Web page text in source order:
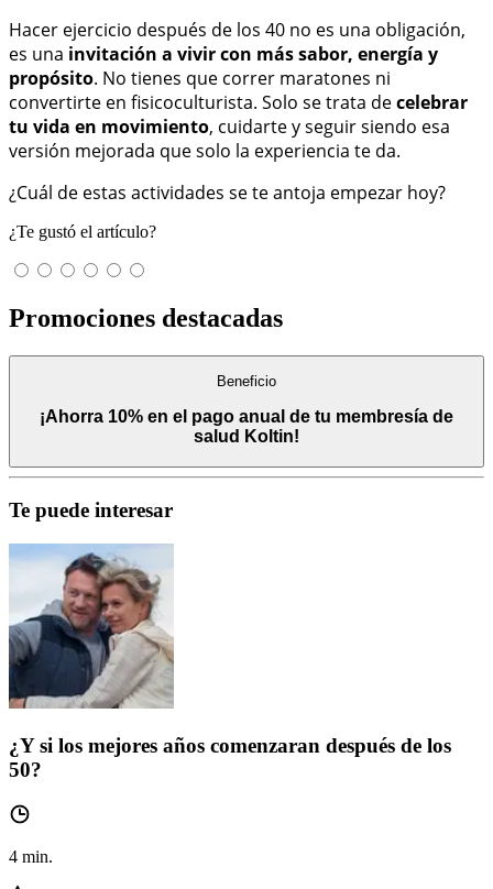
Hacer ejercicio después de los 40 no es una obligación,
es una invitación a vivir con más sabor, energía y
propósito. No tienes que correr maratones ni
convertirte en fisicoculturista. Solo se trata decelebrar
tu vida en movimiento, cuidarte y seguir siendo esa
versión mejorada que solo la experiencia te da.
¿Cuál de estas actividades se te antoja empezar hoy?
¿Te gustó el artículo?
Promociones destacadas
Beneficio
¡Ahorra 10% en el pago anual de tu membresía de
salud Koltin!
Te puede interesar
¿Y si los mejores años comenzaran después de los
50?
4 min.